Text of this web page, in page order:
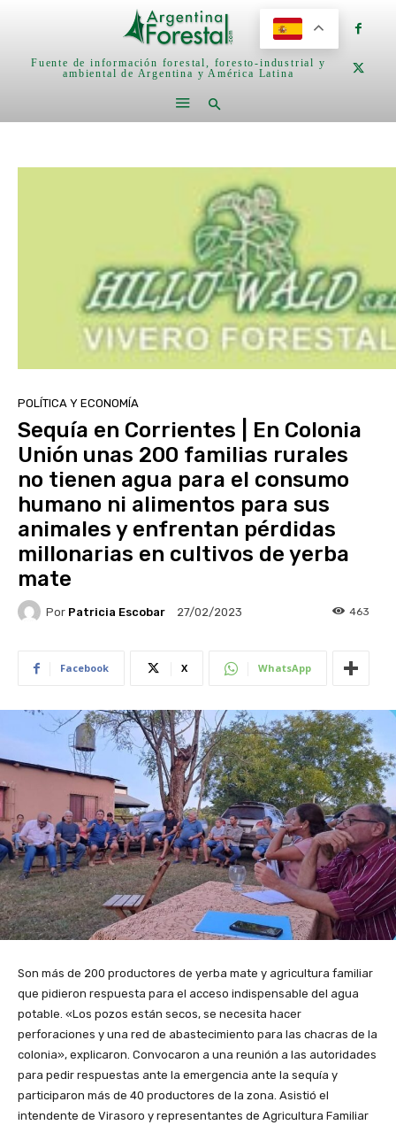
Fuente de información forestal, foresto-industrial y
ambiental de Argentina y América Latina
POLÍTICA Y ECONOMÍA
Sequía en Corrientes | En Colonia
Unión unas 200 familias rurales
no tienen agua para el consumo
humano ni alimentos para sus
animales y enfrentan pérdidas
millonarias en cultivos de yerba
mate
Por Patricia Escobar 27/02/2023 463
Facebook X WhatsApp
Son más de 200 productores de yerba mate y agricultura familiar
que pidieron respuesta para el acceso indispensable del agua
potable. «Los pozos están secos, se necesita hacer
perforaciones y una red de abastecimiento para las chacras de la
colonia», explicaron. Convocaron a una reunión a las autoridades
para pedir respuestas ante la emergencia ante la sequía y
participaron más de 40 productores de la zona. Asistió el
intendente de Virasoro y representantes de Agricultura Familiar